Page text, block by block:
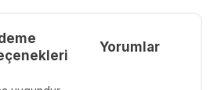
Yorumlar